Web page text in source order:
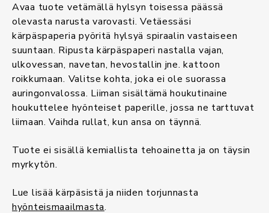
Avaa tuote vetämällä hylsyn toisessa päässä
olevasta narusta varovasti. Vetäessäsi
kärpäspaperia pyöritä hylsyä spiraalin vastaiseen
suuntaan. Ripusta kärpäspaperi nastalla vajan,
ulkovessan, navetan, hevostallin jne. kattoon
roikkumaan. Valitse kohta, joka ei ole suorassa
auringonvalossa. Liiman sisältämä houkutinaine
houkuttelee hyönteiset paperille, jossa ne tarttuvat
liimaan. Vaihda rullat, kun ansa on täynnä.
Tuote ei sisällä kemiallista tehoainetta ja on täysin
myrkytön.
Lue lisää kärpäsistä ja niiden torjunnasta
hyönteismaailmasta.